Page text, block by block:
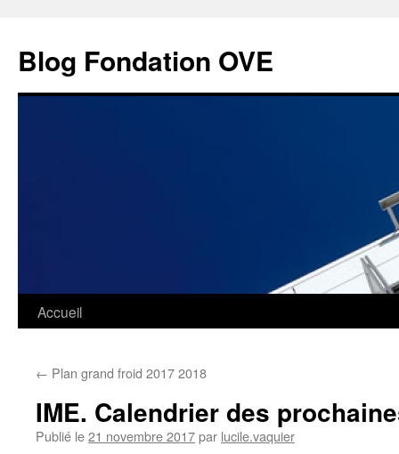
contenu
Blog Fondation OVE
Accueil
← Plan grand froid 2017 2018
IME. Calendrier des
Publié le21 novembre 2017par lucile.vaquier